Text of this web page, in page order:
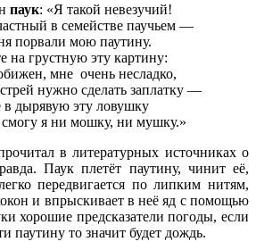
паук: «Я такой невезучий!
в семействе паучьем —
порвали мою паутину.
на грустную эту картину:
мне очень несладко,
нужно сделать заплатку —
в дырявую эту ловушку
я ни мошку, ни мушку.»
в литературных источниках о
Паук плетёт паутину, чинит её,
передвигается по липким нитям,
и впрыскивает в неё яд с помощью
хорошие предсказатели погоды, если
паутину то значит будет дождь.